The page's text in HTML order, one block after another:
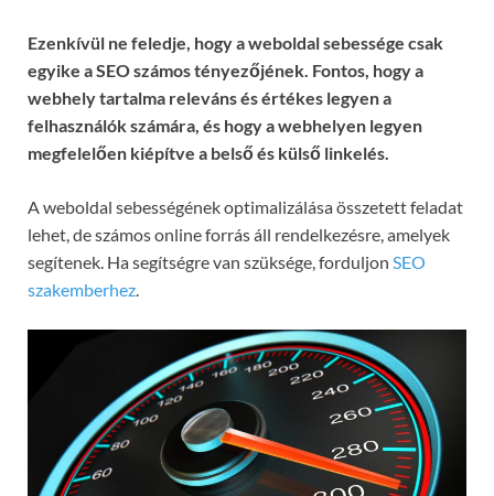
Ezenkívül ne feledje, hogy a weboldal sebessége csak
egyike a SEO számos tényezőjének. Fontos, hogy a
webhely tartalma releváns és értékes legyen a
felhasználók számára, és hogy a webhelyen legyen
megfelelően kiépítve a belső és külső linkelés.
A weboldal sebességének optimalizálása összetett feladat
lehet, de számos online forrás áll rendelkezésre, amelyek
segítenek. Ha segítségre van szüksége, forduljon SEO
szakemberhez